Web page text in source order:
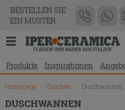
BESTELLEN SIE
EIN MUSTER
Produkte Inspirationen
Home page Duschen Duschwannen
DUSCHWANNEN
Produktverzeichnis